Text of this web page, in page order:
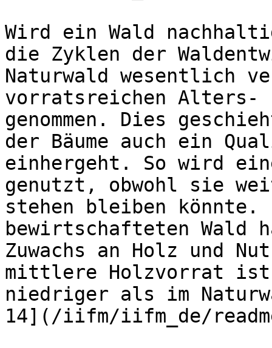
Wird ein Wald
die Zyklen der
Naturwald wesentlich
vorratsreichen Alters-
genommen. Dies
der Bäume auch ein
einhergeht. So wird
genutzt, obwohl sie
stehen bleiben könnte.
bewirtschafteten Wald
Zuwachs an Holz und
mittlere Holzvorrat ist
niedriger als im
14](/iifm/iifm_de/